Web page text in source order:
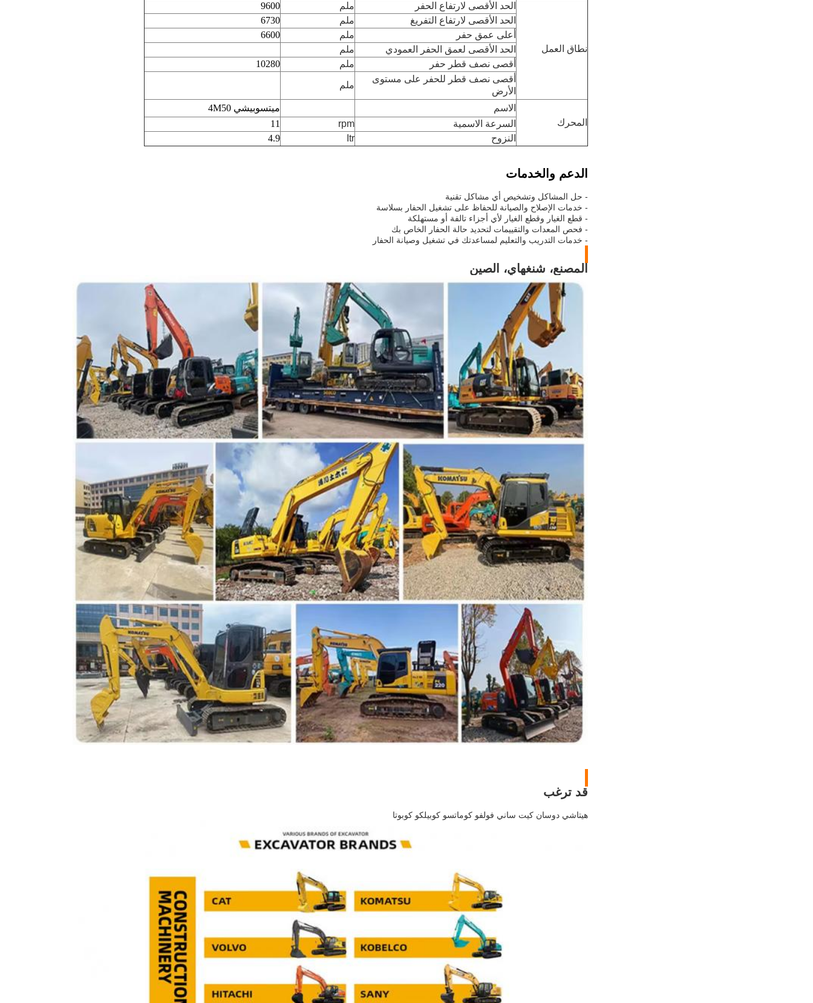
نطاق العمل
الحد الأقصى لارتفاع الحفر ملم
9600
الحد الأقصى لارتفاع التفريغ
ملم
6730
أعلى عمق حفر
ملم
6600
الحد الأقصى لعمق الحفر العمودي
ملم
أقصى نصف قطر حفر
ملم
10280
أقصى نصف قطر للحفر على مستوى
الأرض
ملم
المحرك
الاسم
ميتسوبيشي 4M50
السرعة الاسمية
rpm
11
النزوح
Itr
4.9
الدعم والخدمات
- حل المشاكل وتشخيص أي مشاكل تقنية
- خدمات الإصلاح والصيانة للحفاظ على تشغيل الحفار بسلاسة
- قطع الغيار وقطع الغيار لأي أجزاء تالفة أو مستهلكة
- فحص المعدات والتقييمات لتحديد حالة الحفار الخاص بك
- خدمات التدريب والتعليم لمساعدتك في تشغيل وصيانة الحفار
المصنع، شنغهاي، الصين
قد ترغب
هيتاشي دوسان كيت ساني فولفو كوماتسو كوبيلكو كوبوتا